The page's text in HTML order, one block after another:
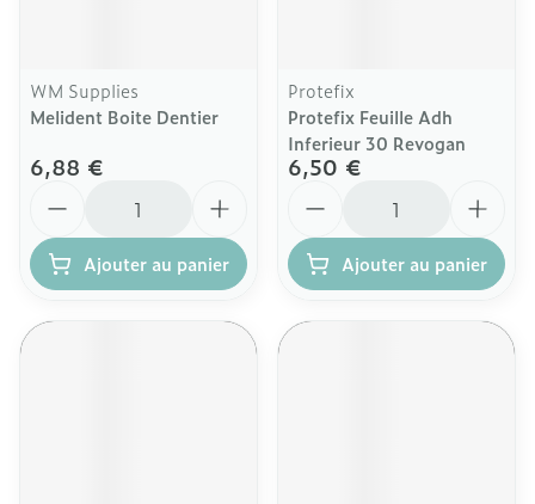
WM Supplies
Melident Boite Dentier
6,88 €
Ajouter au panier
Protefix
Protefix Feuille Adh
Inferieur 30 Revogan
6,50 €
Ajouter au panier